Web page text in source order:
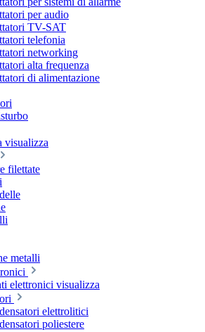
per audio
TV-SAT
telefonia
networking
alta frequenza
di alimentazione
visualizza
filettate
metalli
elettronici visualizza
elettrolitici
poliestere